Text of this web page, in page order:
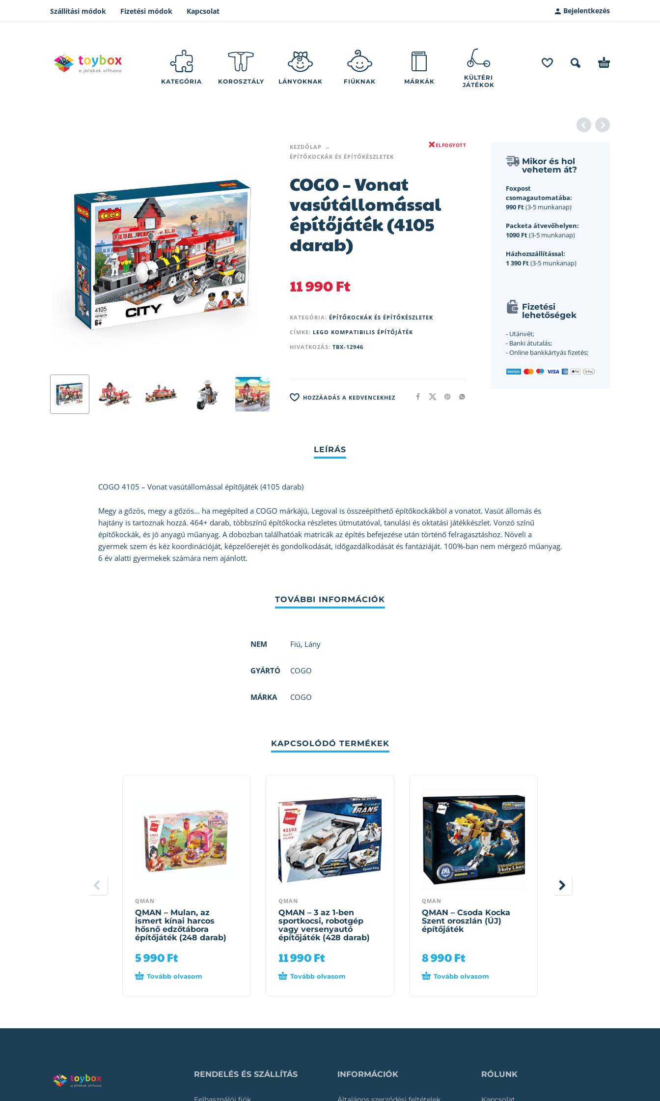
Szállítási módok Fizetési módok Kapcsolat Bejelentkezés
KATEGÓRIA KOROSZTÁLY LÁNYOKNAK FIÚKNAK MÁRKÁK
KÜLTÉRI
JÁTÉKOK
KEZDŐLAP
ÉPÍTŐKOCKÁK ÉS ÉPÍTŐKÉSZLETEK
ELFOGYOTT
COGO – Vonat
vasútállomással
építőjáték (4105
darab)
11 990Ft
KATEGÓRIA: ÉPÍTŐKOCKÁK ÉS ÉPÍTŐKÉSZLETEK
CÍMKE: LEGO KOMPATIBILIS ÉPÍTŐJÁTÉK
HIVATKOZÁS: TBX-12946
HOZZÁADÁS A KEDVENCEKHEZ
Mikor és hol
vehetem át?
Foxpost
csomagautomatába:
990 Ft(3-5 munkanap)
Packeta átvevőhelyen:
1090 Ft(3-5 munkanap)
Házhozszállítással:
1 390 Ft(3-5 munkanap)
Fizetési
lehetőségek
- Utánvét;
- Banki átutalás;
- Online bankkártyás fizetés;
COGO 4105 – Vonat vasútállomással építőjáték (4105 darab)
Megy a gőzös, megy a gőzös… ha megépíted a COGO márkájú, Legoval is összeépíthető építőkockákból a vonatot. Vasút állomás és
hajtány is tartoznak hozzá. 464+ darab, többszínű építőkocka részletes útmutatóval, tanulási és oktatási játékkészlet. Vonzó színű
építőkockák, és jó anyagú műanyag. A dobozban találhatóak matricák az építés befejezése után történő felragasztáshoz. Növeli a
gyermek szem és kéz koordinációját, képzelőerejét és gondolkodását, időgazdálkodását és fantáziáját. 100%-ban nem mérgező műanyag.
6 év alatti gyermekek számára nem ajánlott.
NEM Fiú, Lány
GYÁRTÓ COGO
MÁRKA COGO
KAPCSOLÓDÓ TERMÉKEK
QMAN
QMAN – Mulan, az
ismert kínai harcos
hősnő edzőtábora
építőjáték (248 darab)
5 990Ft
Tovább olvasom
QMAN
QMAN – 3 az 1-ben
sportkocsi, robotgép
vagy versenyautó
építőjáték (428 darab)
11 990Ft
Tovább olvasom
QMAN
QMAN – Csoda Kocka
Szent oroszlán (ÚJ)
építőjáték
8 990Ft
Tovább olvasom
RENDELÉS ÉS SZÁLLÍTÁS INFORMÁCIÓK RÓLUNK